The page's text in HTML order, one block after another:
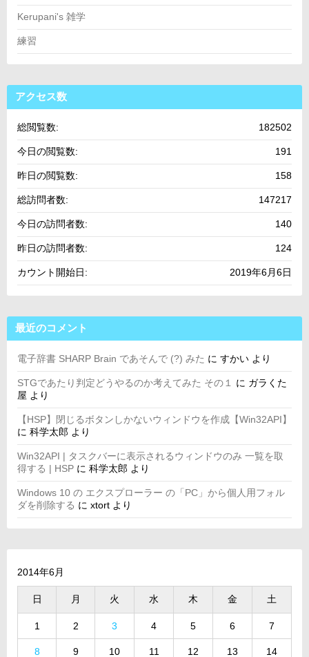
Kerupani's 雑学
練習
アクセス数
182502
総閲覧数:
191
今日の閲覧数:
158
昨日の閲覧数:
147217
総訪問者数:
140
今日の訪問者数:
124
昨日の訪問者数:
2019年6月6日
カウント開始日:
最近のコメント
電子辞書 SHARP Brain であそんで (?) みた に すかい より
STGであたり判定どうやるのか考えてみた その１ に ガラくた
屋 より
【HSP】閉じるボタンしかないウィンドウを作成【Win32API】
に 科学太郎 より
Win32API | タスクバーに表示されるウィンドウのみ 一覧を取
得する | HSP に 科学太郎 より
Windows 10 の エクスプローラー の「PC」から個人用フォル
ダを削除する に xtort より
2014年6月
日 月 火 水 木 金 土
1 2 3 4 5 6 7
8 9 10 11 12 13 14